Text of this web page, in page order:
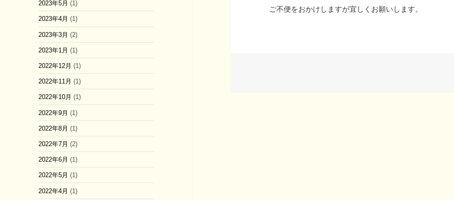
2023年5月 (1)
2023年4月 (1)
2023年3月 (2)
2023年1月 (1)
2022年12月 (1)
2022年11月 (1)
2022年10月 (1)
2022年9月 (1)
2022年8月 (1)
2022年7月 (2)
2022年6月 (1)
2022年5月 (1)
2022年4月 (1)
ご不便をおかけしますが宜しくお願いします。